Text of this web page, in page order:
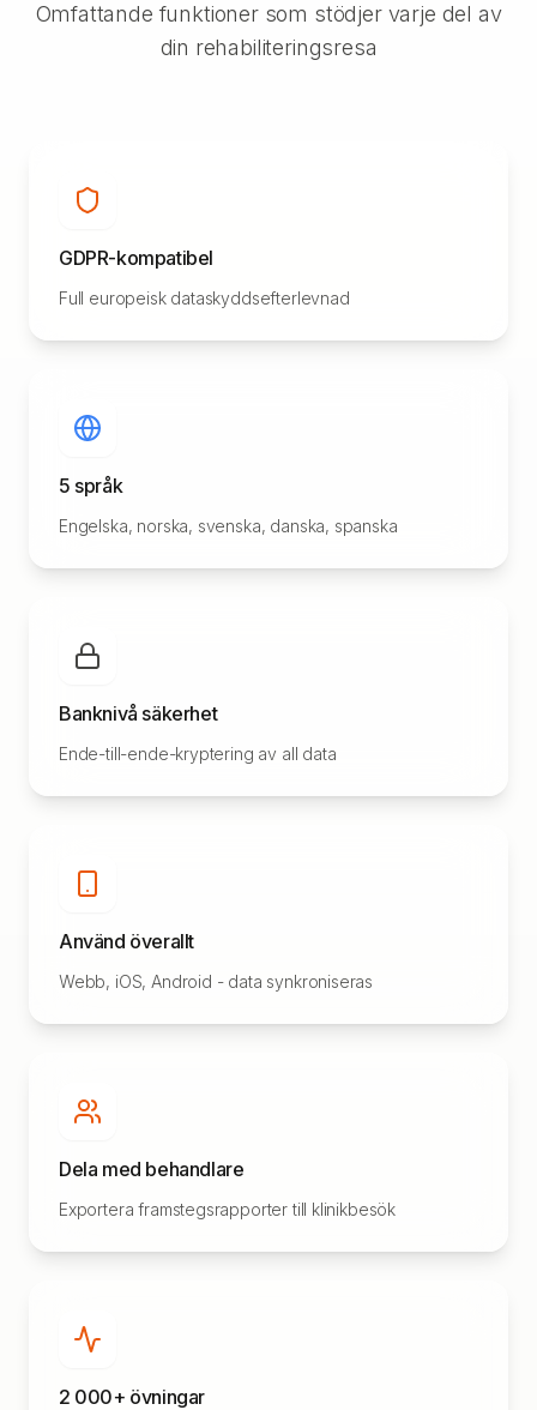
Omfattande funktioner som stödjer varje del av
din rehabiliteringsresa
GDPR-kompatibel
Full europeisk dataskyddsefterlevnad
5 språk
Engelska, norska, svenska, danska, spanska
Banknivå säkerhet
Ende-till-ende-kryptering av all data
Använd överallt
Webb, iOS, Android - data synkroniseras
Dela med behandlare
Exportera framstegsrapporter till klinikbesök
2 000+ övningar